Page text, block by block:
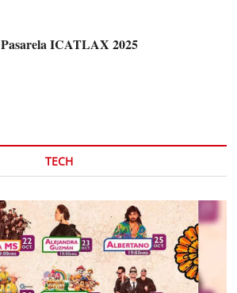
Pasarela ICATLAX 2025
TECH